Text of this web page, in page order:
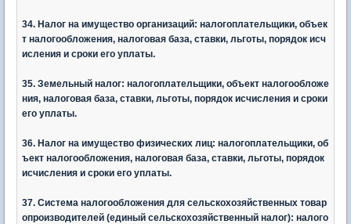
34. Налог на имущество организаций: налогоплательщики, объек
т налогообложения, налоговая база, ставки, льготы, порядок исч
исления и сроки его уплаты.
35. Земельный налог: налогоплательщики, объект налогообложе
ния, налоговая база, ставки, льготы, порядок исчисления и сроки
его уплаты.
36. Налог на имущество физических лиц: налогоплательщики, об
ъект налогообложения, налоговая база, ставки, льготы, порядок
исчисления и сроки его уплаты.
37. Система налогообложения для сельскохозяйственных товар
опроизводителей (единый сельскохозяйственный налог): налого